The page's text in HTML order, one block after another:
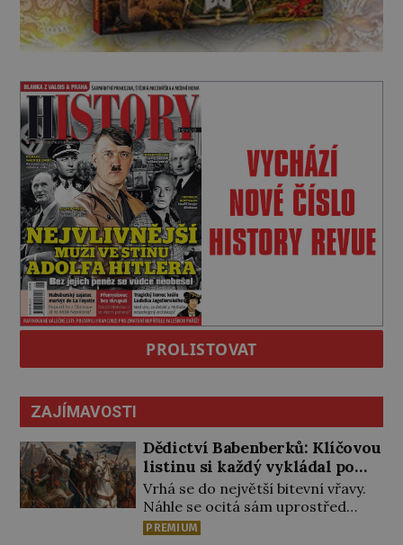
PROLISTOVAT
ZAJÍMAVOSTI
Dědictví Babenberků: Klíčovou
listinu si každý vykládal po
svém
Vrhá se do největší bitevní vřavy.
Náhle se ocitá sám uprostřed
nepřátel. Nikdo z jeho věrných si
PREMIUM